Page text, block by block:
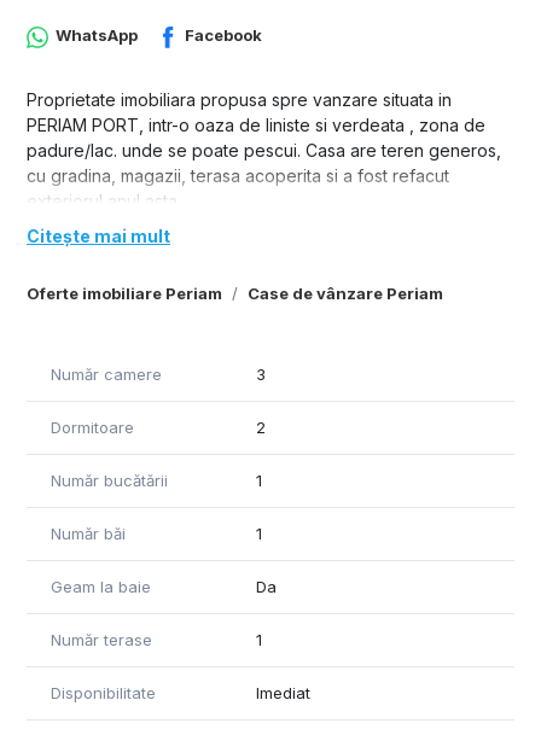
Oferte imobiliare Periam Case de vânzare Periam
WhatsApp Facebook
Proprietate imobiliara propusa spre vanzare situata in
PERIAM PORT, intr-o oaza de liniste si verdeata , zona de
padure/lac. unde se poate pescui. Casa are teren generos,
cu gradina, magazii, terasa acoperita si a fost refacut
exteriorul anul asta..
Citește mai mult
Număr camere 3
Dormitoare 2
Număr bucătării 1
Număr băi 1
Geam la baie Da
Număr terase 1
Disponibilitate Imediat